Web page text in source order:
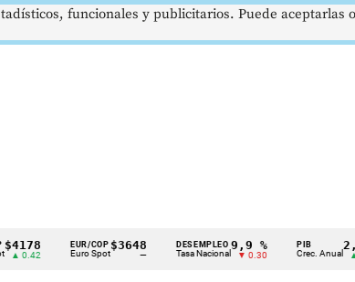
EUR/COP
Euro Spot
$3648
—
DESEMPLEO
Tasa Nacional
9,9 %
▼ 0.30
PIB
Crec. Anual
2,8 %
▲ 0.10
funcionales y publicitarios. Puede aceptarlas